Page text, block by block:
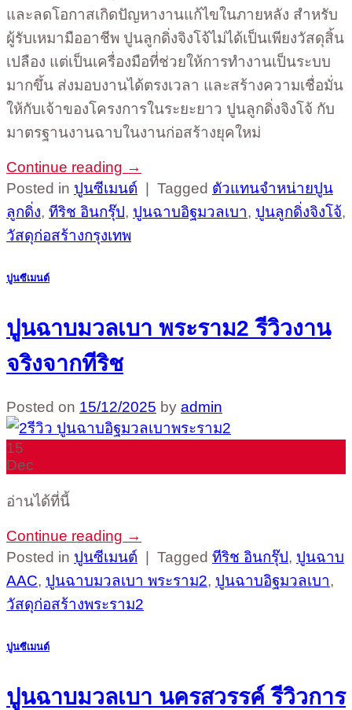
และลดโอกาสเกิดปัญหางานแก้ไขในภายหลัง สำหรับ
ผู้รับเหมามืออาชีพ ปูนลูกดิ่งจิงโจ้ไม่ได้เป็นเพียงวัสดุสิ้น
เปลือง แต่เป็นเครื่องมือที่ช่วยให้การทำงานเป็นระบบ
มากขึ้น ส่งมอบงานได้ตรงเวลา และสร้างความเชื่อมั่น
ให้กับเจ้าของโครงการในระยะยาว ปูนลูกดิ่งจิงโจ้ กับ
มาตรฐานงานฉาบในงานก่อสร้างยุคใหม่
Continue reading →
Posted in ปูนซีเมนต์ | Tagged ตัวแทนจำหน่ายปูน
ลูกดิ่ง, ทีริช อินกรุ๊ป, ปูนฉาบอิฐมวลเบา, ปูนลูกดิ่งจิงโจ้,
วัสดุก่อสร้างกรุงเทพ
ปูนซีเมนต์
ปูนฉาบมวลเบา พระราม2 รีวิวงาน
จริงจากทีริช
Posted on 15/12/2025 by admin
15
Dec
อ่านได้ที่นี้
Continue reading →
Posted in ปูนซีเมนต์ Tagged ทีริช อินกรุ๊ป, ปูนฉาบ
AAC, ปูนฉาบมวลเบา พระราม2, ปูนฉาบอิฐมวลเบา,
วัสดุก่อสร้างพระราม2
ปูนซีเมนต์
ปูนฉาบมวลเบา นครสวรรค์ รีวิวการ